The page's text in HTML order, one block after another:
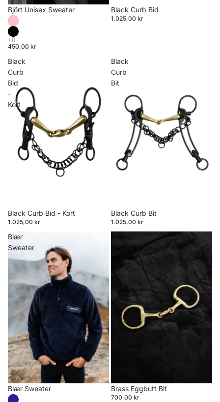
Björt Unisex Sweater
450,00 kr
Black Curb Bid
1.025,00 kr
Black
Curb
Bid
-
Kort
Black Curb Bid - Kort
1.025,00 kr
Black
Curb
Bit
Black Curb Bit
1.025,00 kr
Blær
Sweater
Blær Sweater
Brass
Eggbutt
Brass Eggbutt Bit
700,00 kr